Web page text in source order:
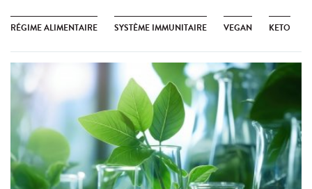
RÉGIME ALIMENTAIRE SYSTÈME IMMUNITAIRE VEGAN KETO